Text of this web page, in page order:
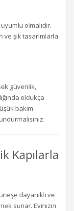
olmalıdır.
şık tasarımlarla
güvenlik,
oldukça
bakım
Kapılarla
dayanıklı ve
sunar. Evinizin